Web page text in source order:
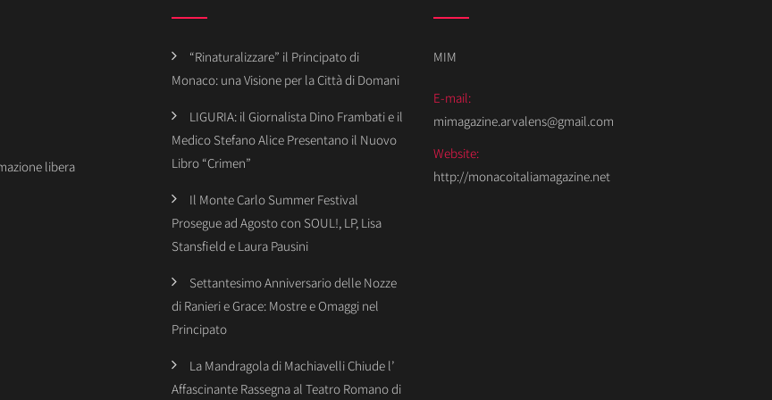
libera
“Rinaturalizzare” il Principato di
Monaco: una Visione per la Città di Domani
LIGURIA: il Giornalista Dino Frambati e il
Medico Stefano Alice Presentano il Nuovo
Libro “Crimen”
Il Monte Carlo Summer Festival
Prosegue ad Agosto con SOUL!, LP, Lisa
Stansfield e Laura Pausini
Settantesimo Anniversario delle Nozze
di Ranieri e Grace: Mostre e Omaggi nel
Principato
La Mandragola di Machiavelli Chiude l’
Affascinante Rassegna al Teatro Romano di
MIM
E-mail:
mimagazine.arvalens@gmail.com
Website:
http://monacoitaliamagazine.net